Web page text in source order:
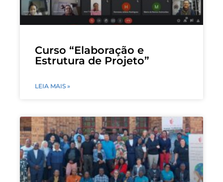
Curso “Elaboração e
Estrutura de Projeto”
LEIA MAIS »